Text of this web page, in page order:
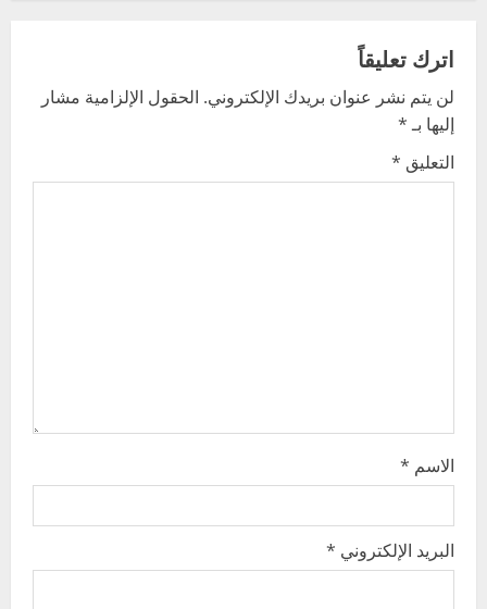
v
i
g
اترك تعليقاً
لن يتم نشر عنوان بريدك الإلكتروني. الحقول الإلزامية مشار
إليها بـ*
التعليق *
الاسم *
البريد الإلكتروني *